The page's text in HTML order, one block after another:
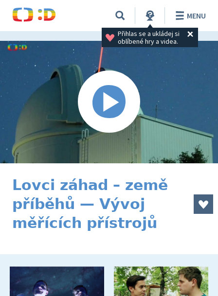
Přihlas se a ukládej si
oblíbené hry a videa.
MENU
Lovci záhad – země
příběhů — Vývoj
měřících přístrojů